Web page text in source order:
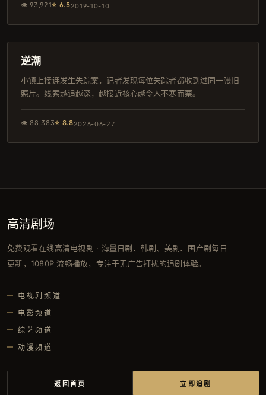
👁93,921⭐ 6.52019-10-10
韩剧
逆潮
小镇上接连发生失踪案，记者发现每位失踪者都收到过同一张旧
照片。线索越追越深，越接近核心越令人不寒而栗。
👁 88,383⭐ 8.82026-06-27
高清剧场
免费观看在线高清电视剧 · 海量日剧、韩剧、美剧、国产剧每日
更新，1080P 流畅播放，专注于无广告打扰的追剧体验。
电视剧频道
电影频道
综艺频道
动漫频道
返回首页 立即追剧